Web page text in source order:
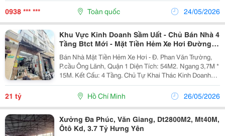
Và Có Gu. Nhưng Cũng Có Lúc, Dù Đã Đầu Tư Kỹ
Lưỡng Từ...
0938 *** *** Toàn quốc 24/05/2026
Khu Vực Kinh Doanh Sầm Uất - Chủ Bán Nhà 4
Tầng Btct Mới - Mặt Tiền Hẻm Xe Hơi Đường
Phan Văn Trường, Quận 1
Bán Nhà Mặt Tiền Hẻm Xe Hơi - Đ. Phan Văn Trường,
P.cầu Ông Lãnh, Quận 1 Diện Tích: 54M2. Ngang 3,7M *
15M. Kết Cấu: 4 Tầng. Chủ Tự Khai Thác Kinh Doanh
Dòng Tiền Siêu Đỉnh. Pháp Lý: Chuẩn. Chào: 21T. Giang
Giang: 093.86.76.685 Nhận Ký Gửi...
21 tỷ Hồ Chí Minh 26/05/2026
Xưởng Đa Phúc, Văn Giang, Dt2800M2, Mt40M,
Ôtô Kd, 3.7 Tỷ Hưng Yên